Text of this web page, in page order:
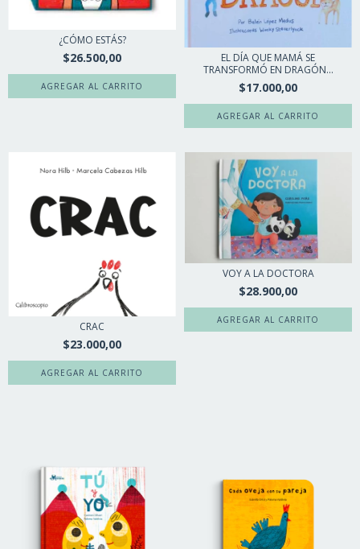
¿CÓMO ESTÁS?
$26.500,00
EL DÍA QUE MAMÁ SE
TRANSFORMÓ EN DRAGÓN...
$17.000,00
CRAC
$23.000,00
VOY A LA DOCTORA
$28.900,00